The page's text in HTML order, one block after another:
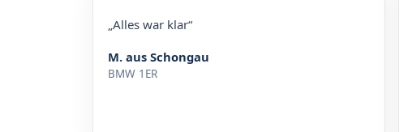
„Alles war klar“
M. aus Schongau
BMW 1ER